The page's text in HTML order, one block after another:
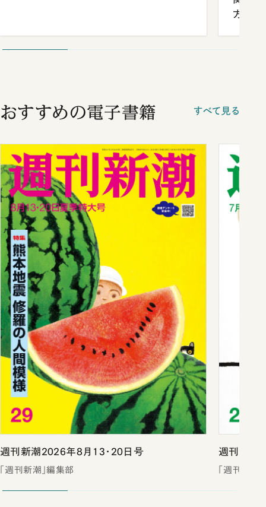
方
おすすめの電子書籍 すべて見る
週刊新潮2026年8月13・20日号
「週刊新潮」編集部
週刊新潮
「週刊新潮